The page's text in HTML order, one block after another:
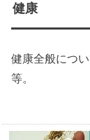
健康
健康全般につ
等。